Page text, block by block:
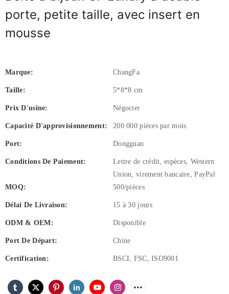
porte, petite taille, avec insert en
mousse
Marque: ChangFa
Taille: 5*8*8 cm
Prix ​​d'usine: Négocier
Capacité D'approvisionnement: 200 000 pièces par mois
Port: Dongguan
Conditions De Paiement:
Lettre de crédit, espèces, Western
Union, virement bancaire, PayPal
MOQ:
500/pièces
Délai De Livraison: 15 à 30 jours
ODM & OEM: Disponible
Port De Départ: Chine
Certification: BSCI, FSC, ISO9001